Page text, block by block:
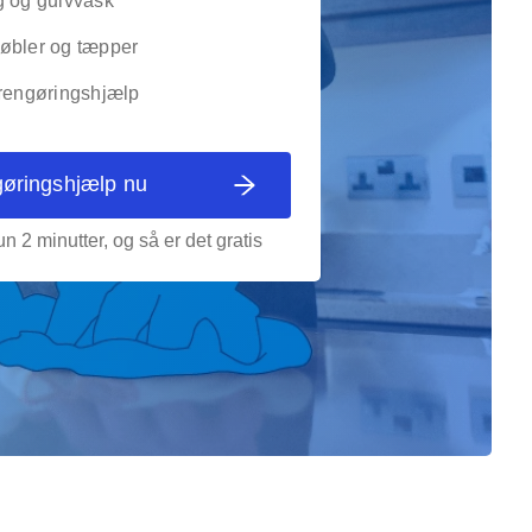
og tæpper
nu
2 minutter, og så er det gratis